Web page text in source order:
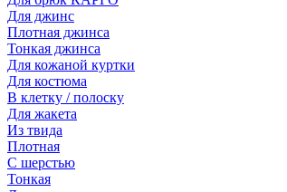
Для джинс
Плотная джинса
Тонкая джинса
Для кожаной куртки
Для костюма
В клетку / полоску
Для жакета
Из твида
Плотная
С шерстью
Тонкая